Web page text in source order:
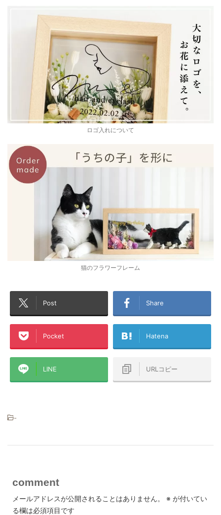
ロゴ入れについて
猫のフラワーフレーム
Post Share
Pocket Hatena
LINE URLコピー
-
comment
メールアドレスが公開されることはありません。 ※ が付いてい
る欄は必須項目です